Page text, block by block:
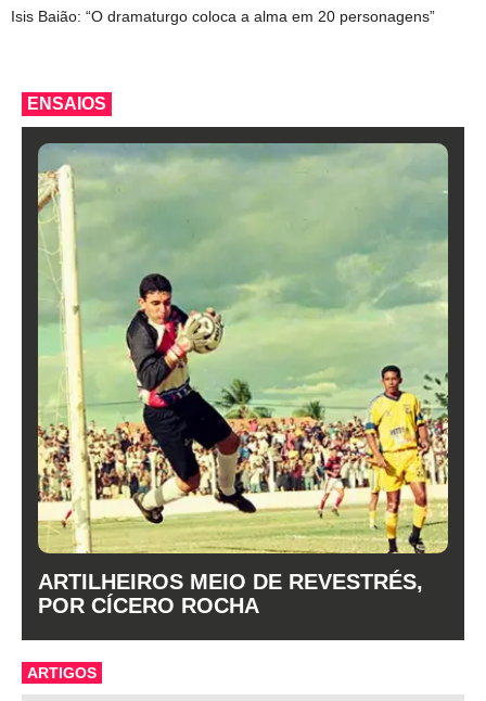
Isis Baião: “O dramaturgo coloca a alma em 20 personagens”
ENSAIOS
ARTILHEIROS MEIO DE REVESTRÉS,
POR CÍCERO ROCHA
ARTIGOS